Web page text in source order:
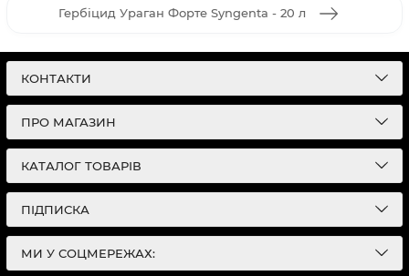
Гербіцид Ураган Форте Syngenta - 20 л
КОНТАКТИ
ПРО МАГАЗИН
КАТАЛОГ ТОВАРІВ
ПІДПИСКА
МИ У СОЦМЕРЕЖАХ: